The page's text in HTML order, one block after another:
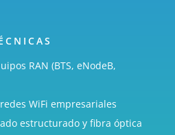
RAN (BTS, eNodeB,
WiFi empresariales
estructurado y fibra óptica
telecomunicaciones,